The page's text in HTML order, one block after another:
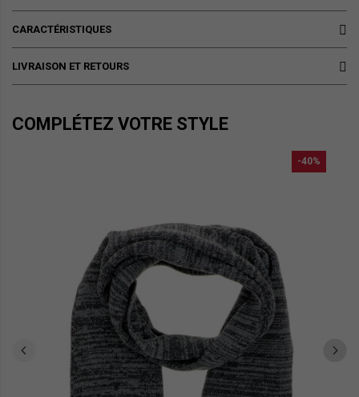
CARACTÉRISTIQUES
LIVRAISON ET RETOURS
COMPLÉTEZ VOTRE STYLE
-40%